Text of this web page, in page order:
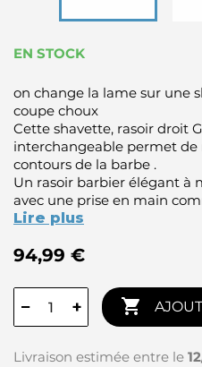
EN STOCK
on change la lame sur une
coupe choux
Cette shavette, rasoir droit
interchangeable permet de
contours de la barbe .
Un rasoir barbier élégant à
avec une prise en main
Lire plus
94,99 €
− + 
Livraison estimée entre le